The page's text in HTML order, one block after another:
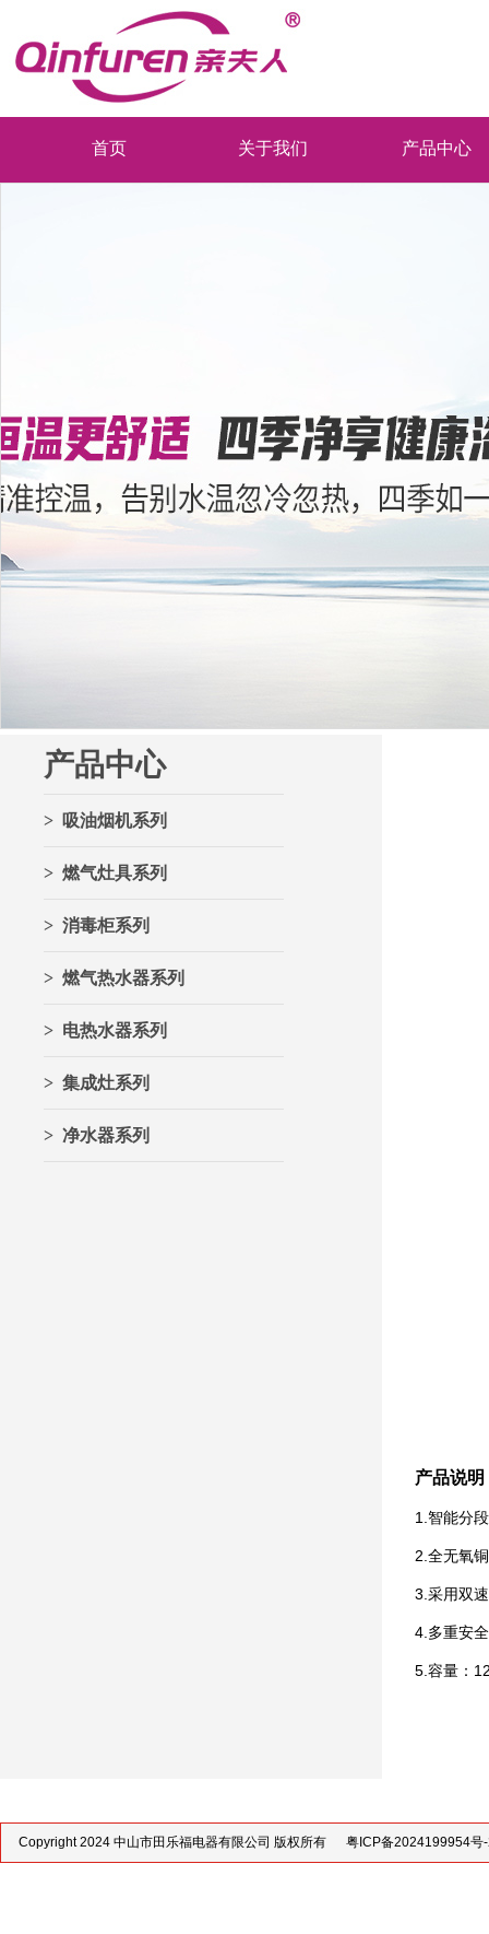
首页 关于我们 产品中心
产品中心
> 吸油烟机系列
> 燃气灶具系列
> 消毒柜系列
> 燃气热水器系列
> 电热水器系列
> 集成灶系列
> 净水器系列
产品说明
1.智能分
2.全无氧
3.采用双
4.多重安
5.容量：
Copyright 2024 中山市田乐福电器有限公司 版权所有 粤ICP备2024199954号